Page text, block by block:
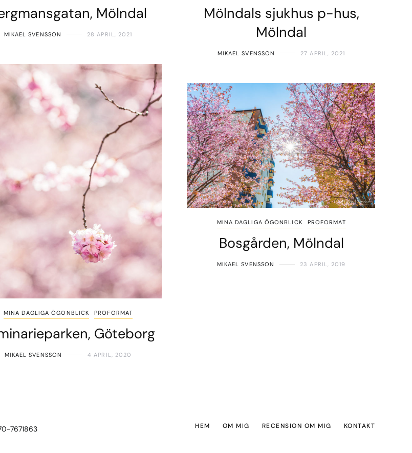
Mölndal
MIKAEL SVENSSON 28 APRIL, 2021
Mölndals sjukhus p-hus,
Mölndal
MIKAEL SVENSSON 27 APRIL, 2021
MINA DAGLIGA ÖGONBLICK PROFORMAT
Göteborg
MIKAEL SVENSSON 4 APRIL, 2020
MINA DAGLIGA ÖGONBLICK PROFORMAT
Bosgården, Mölndal
MIKAEL SVENSSON 23 APRIL, 2019
7671863 HEM OM MIG RECENSION OM MIG KONTAKT